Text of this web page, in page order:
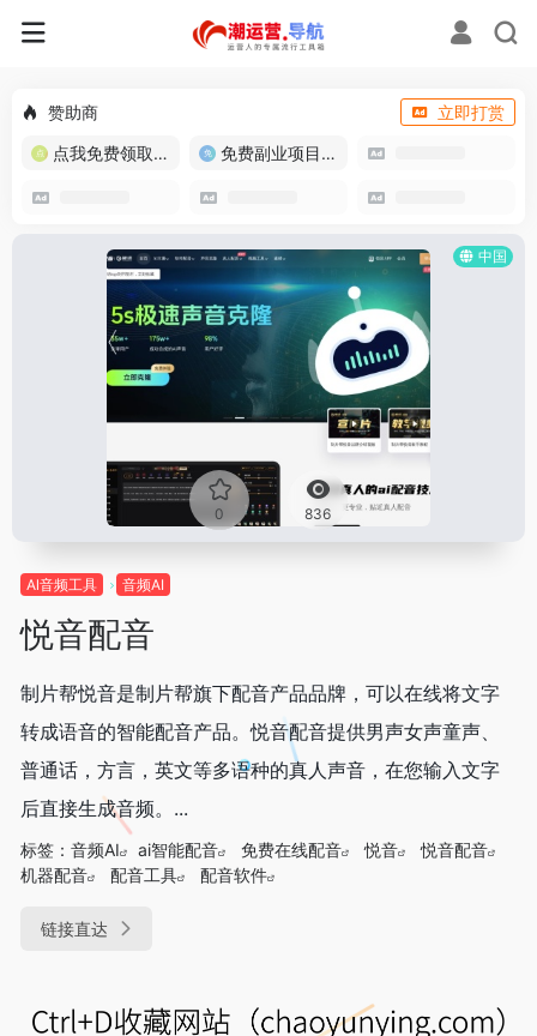
赞助商
立即打赏
点我免费领取流量卡
免费副业项目/实战推荐
中国
0 836
Al音频工具 音频AI
悦音配音
制片帮悦音是制片帮旗下配音产品品牌，可以在线将文字
转成语音的智能配音产品。悦音配音提供男声女声童声、
普通话，方言，英文等多语种的真人声音，在您输入文字
后直接生成音频。...
标签： 音频AI ai智能配音 免费在线配音 悦音
悦音配音
机器配音
配音工具 配音软件
链接直达